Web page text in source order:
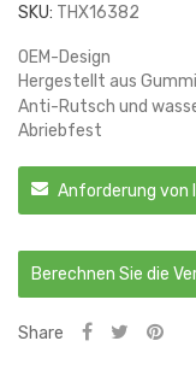
SKU: THX16382
OEM-Design
Hergestellt aus Gummi
Anti-Rutsch und
Abriebfest
Anforderung von
Berechnen Sie die
Share